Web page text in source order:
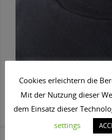
SPEICHERE IN DEINEN
Cookies erleichtern die
Mit der Nutzung dieser
dem Einsatz dieser
settings